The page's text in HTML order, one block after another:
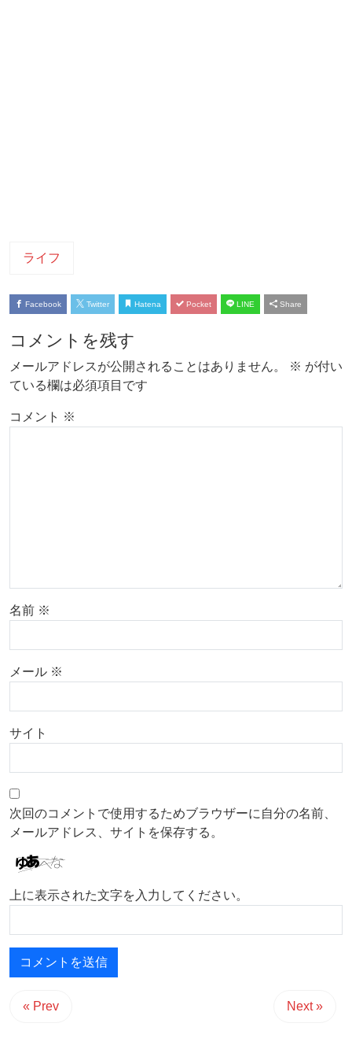
ライフ
Facebook Twitter Hatena Pocket LINE Share
コメントを残す
メールアドレスが公開されることはありません。 ※ が付い
ている欄は必須項目です
コメント ※
名前 ※
メール ※
サイト
次回のコメントで使用するためブラウザーに自分の名前、
メールアドレス、サイトを保存する。
上に表示された文字を入力してください。
« Prev Next »